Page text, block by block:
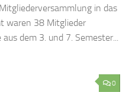
in das
waren 38 Mitglieder
dem 3. und 7. Semester...
0